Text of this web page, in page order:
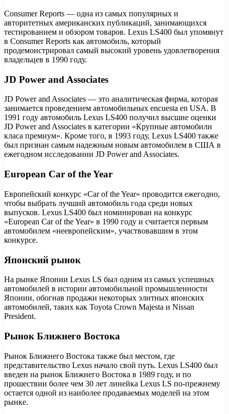
Consumer Reports — одна из самых популярных и
авторитетных американских публикаций, занимающихся
тестированием и обзором товаров. Lexus LS400 был упомянут
в Consumer Reports как автомобиль, который
продемонстрировал самый высокий уровень удовлетворения
владельцев в 1990 году.
JD Power and Associates
JD Power and Associates — это аналитическая фирма, которая
занимается проведением автомобильных encuesta en USA. В
1991 году автомобиль Lexus LS400 получил высшие оценки
JD Power and Associates в категории «Крупные автомобили
класа премиум». Кроме того, в 1993 году, Lexus LS400 также
был признан самым надежным новым автомобилем в США в
ежегодном исследовании JD Power and Associates.
European Car of the Year
Европейский конкурс «Car of the Year» проводится ежегодно,
чтобы выбрать лучший автомобиль года среди новых
выпусков. Lexus LS400 был номинирован на конкурс
«European Car of the Year» в 1990 году и считается первым
автомобилем «неевропейским», участвовавшим в этом
конкурсе.
Японский рынок
На рынке Японии Lexus LS был одним из самых успешных
автомобилей в истории автомобильной промышленности
Японии, обогнав продажи некоторых элитных японских
автомобилей, таких как Toyota Crown Majesta и Nissan
President.
Рынок Ближнего Востока
Рынок Ближнего Востока также был местом, где
представительство Lexus начало свой путь. Lexus LS400 был
введен на рынок Ближнего Востока в 1989 году, и по
прошествии более чем 30 лет линейка Lexus LS по-прежнему
остается одной из наиболее продаваемых моделей на этом
рынке.